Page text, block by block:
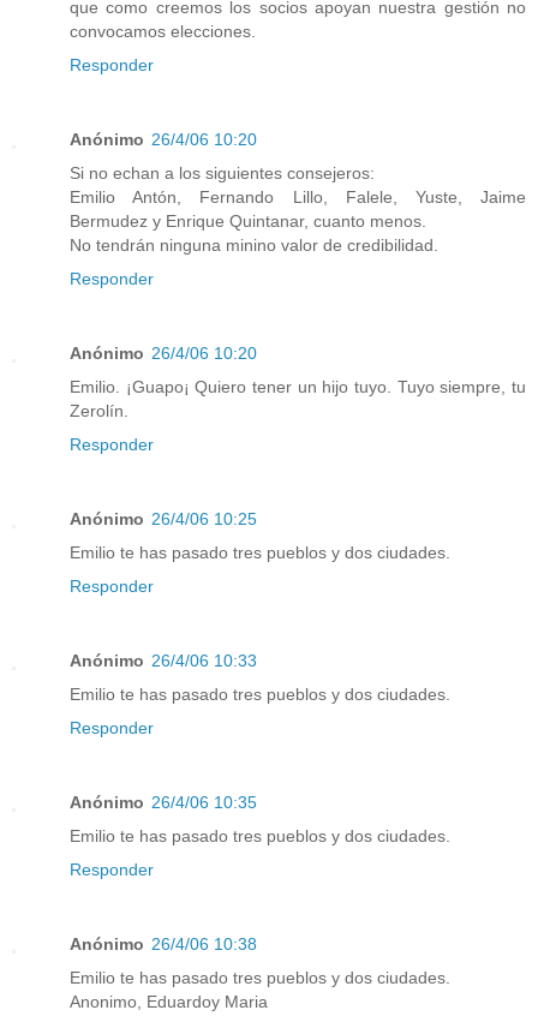
que como creemos los socios apoyan nuestra gestión no
convocamos elecciones.
Responder
Anónimo 26/4/06 10:20
Si no echan a los siguientes consejeros:
Emilio Antón, Fernando Lillo, Falele, Yuste, Jaime
Bermudez y Enrique Quintanar, cuanto menos.
No tendrán ninguna minino valor de credibilidad.
Responder
Anónimo 26/4/06 10:20
Emilio. ¡Guapo¡ Quiero tener un hijo tuyo. Tuyo siempre, tu
Zerolín.
Responder
Anónimo 26/4/06 10:25
Emilio te has pasado tres pueblos y dos ciudades.
Responder
Anónimo 26/4/06 10:33
Emilio te has pasado tres pueblos y dos ciudades.
Responder
Anónimo 26/4/06 10:35
Emilio te has pasado tres pueblos y dos ciudades.
Responder
Anónimo 26/4/06 10:38
Emilio te has pasado tres pueblos y dos ciudades.
Anonimo, Eduardoy Maria